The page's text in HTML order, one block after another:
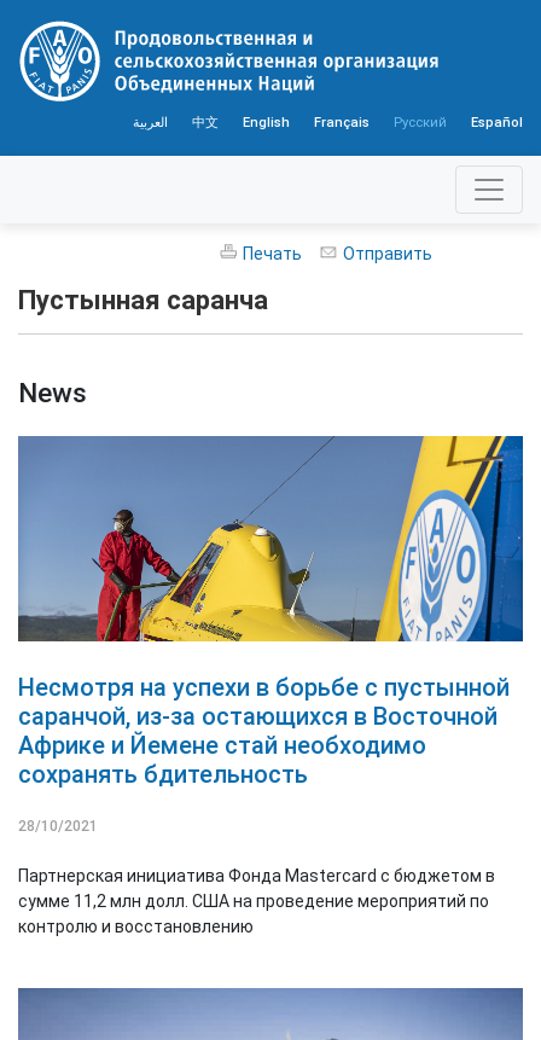
العربية 中文 English Français Русский Español
Печать Отправить
Пустынная саранча
News
Несмотря на успехи в борьбе с пустынной
саранчой, из-за остающихся в Восточной
Африке и Йемене стай необходимо
сохранять бдительность
28/10/2021
Партнерская инициатива Фонда Mastercard с бюджетом в
сумме 11,2 млн долл. США на проведение мероприятий по
контролю и восстановлению